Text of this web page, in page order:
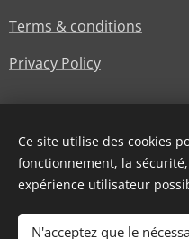
Terms & conditions
Privacy Policy
©
Ce site utilise des cookies
fonctionnement, la
expérience utilisateur
N'acceptez que le